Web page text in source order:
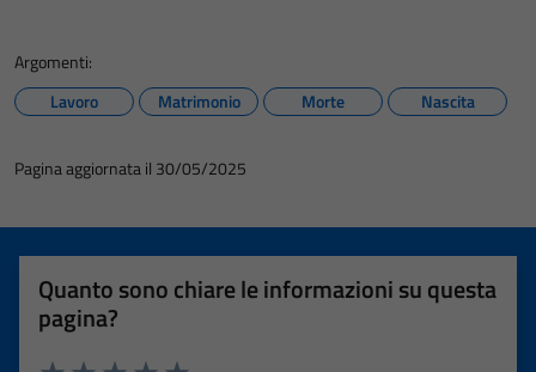
Argomenti:
Lavoro
Matrimonio Morte Nascita
Pagina aggiornata il 30/05/2025
Quanto sono chiare le informazioni su questa
pagina?